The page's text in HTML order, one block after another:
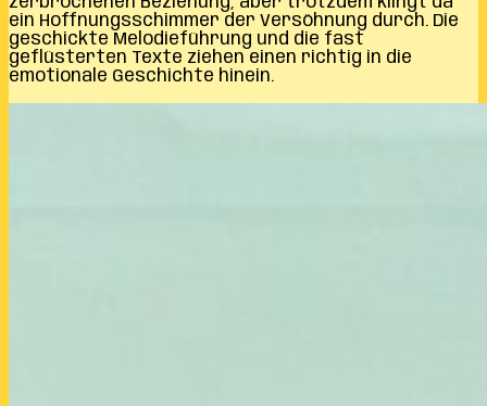
ein Hoffnungsschimmer der Versöhnung durch. Die
geschickte Melodieführung und die fast
geflüsterten Texte ziehen einen richtig in die
emotionale Geschichte hinein.